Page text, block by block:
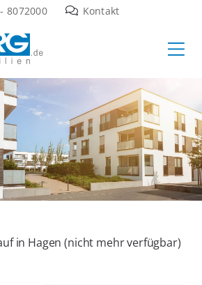
8072000 Kontakt
in Hagen (nicht mehr verfügbar)